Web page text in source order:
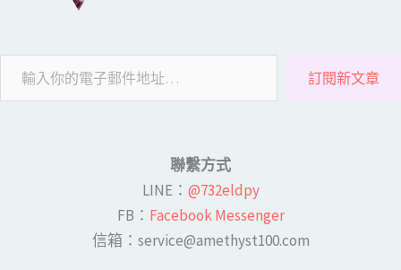
訂閱新文章
聯繫方式
LINE​： @732eldpy
FB：​ Facebook Messenger
​​信箱：service@amethyst100.com